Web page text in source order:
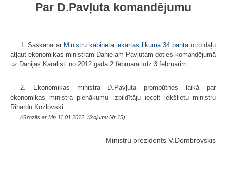
Par D.Pavļuta komandējumu
1. Saskaņā ar Ministru kabineta iekārtas likuma 34.panta otro daļu
atļaut ekonomikas ministram Danielam Pavļutam doties komandējumā
uz Dānijas Karalisti no 2012.gada 2.februāra līdz 3.februārim.
2. Ekonomikas ministra D.Pavļuta prombūtnes laikā par
ekonomikas ministra pienākumu izpildītāju iecelt iekšlietu ministru
Rihardu Kozlovski.
(Grozīts ar Mp 11.01.2012. rīkojumu Nr.15)
Ministru prezidents V.Dombrovskis